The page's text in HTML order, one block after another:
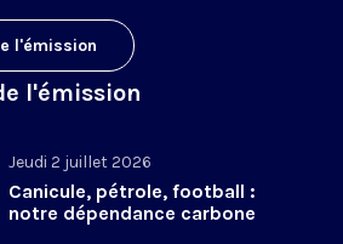
l'émission
l'émission
Jeudi 2 juillet 2026
Canicule, pétrole, football :
notre dépendance carbone